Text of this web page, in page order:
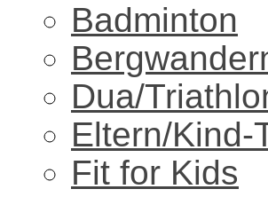
Badminton
Dua/
Eltern/Kind-
Fit for Kids